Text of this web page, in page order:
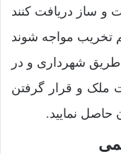
و ساز دریافت کنند
تخریب مواجه شوند
شهرداری و در
ملک و قرار گرفتن
حاصل نمایید.